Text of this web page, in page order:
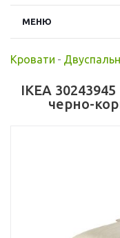
МЕНЮ
Кровати -
IKEA
черно-